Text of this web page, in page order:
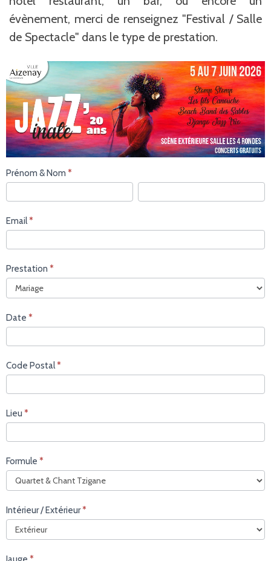
évènement, merci de renseignez "Festival / Salle
de Spectacle" dans le type de prestation.
Formulaire
Contact
Prénom & Nom *
&
Nom
&
Email*
Prestation *
Date *
Code Postal*
Lieu *
Formule *
Intérieur / Extérieur*